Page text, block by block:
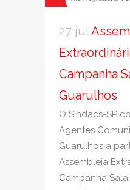
27 jul
Campanha
Guarulhos
O Sindacs-SP
Agentes
Guarulhos a
Assembleia
Campanha